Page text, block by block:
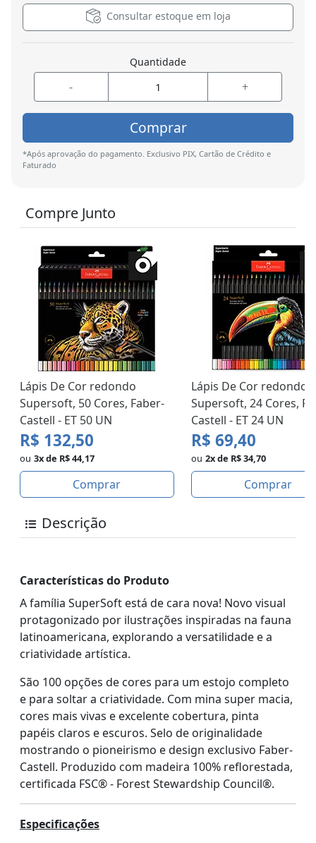
Consultar estoque em loja
Quantidade
- +
Comprar
*Após aprovação do pagamento. Exclusivo PIX, Cartão de Crédito e
Faturado
Compre Junto
Lápis De Cor redondo
Supersoft, 50 Cores, Faber-
Castell - ET 50 UN
R$ 132,50
ou 3x de R$ 44,17
Comprar
Lápis De Cor redondo
Supersoft, 24 Cores,
Castell - ET 24 UN
R$ 69,40
ou 2x de R$ 34,70
Comprar
Descrição
Características do Produto
A família SuperSoft está de cara nova! Novo visual
protagonizado por ilustrações inspiradas na fauna
latinoamericana, explorando a versatilidade e a
criatividade artística.
São 100 opções de cores para um estojo completo
e para soltar a criatividade. Com mina super macia,
cores mais vivas e excelente cobertura, pinta
papéis claros e escuros. Selo de originalidade
mostrando o pioneirismo e design exclusivo Faber-
Castell. Produzido com madeira 100% reflorestada,
certificada FSC® - Forest Stewardship Council®.
Especificações